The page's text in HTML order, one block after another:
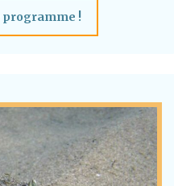
programme !